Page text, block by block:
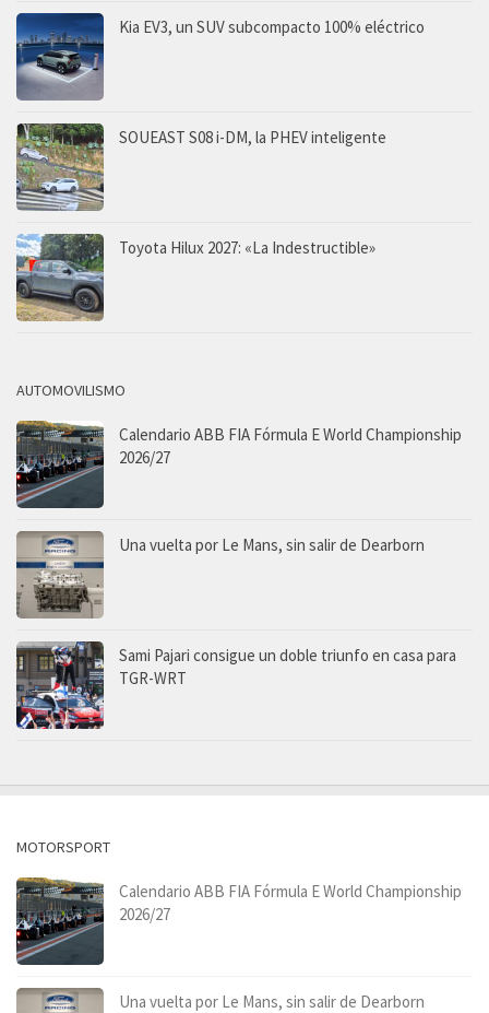
Kia EV3, un SUV subcompacto 100% eléctrico
SOUEAST S08 i-DM, la PHEV inteligente
Toyota Hilux 2027: «La Indestructible»
AUTOMOVILISMO
Calendario ABB FIA Fórmula E World Championship
2026/27
Una vuelta por Le Mans, sin salir de Dearborn
Sami Pajari consigue un doble triunfo en casa para
TGR-WRT
MOTORSPORT
Calendario ABB FIA Fórmula E World Championship
2026/27
Una vuelta por Le Mans, sin salir de Dearborn